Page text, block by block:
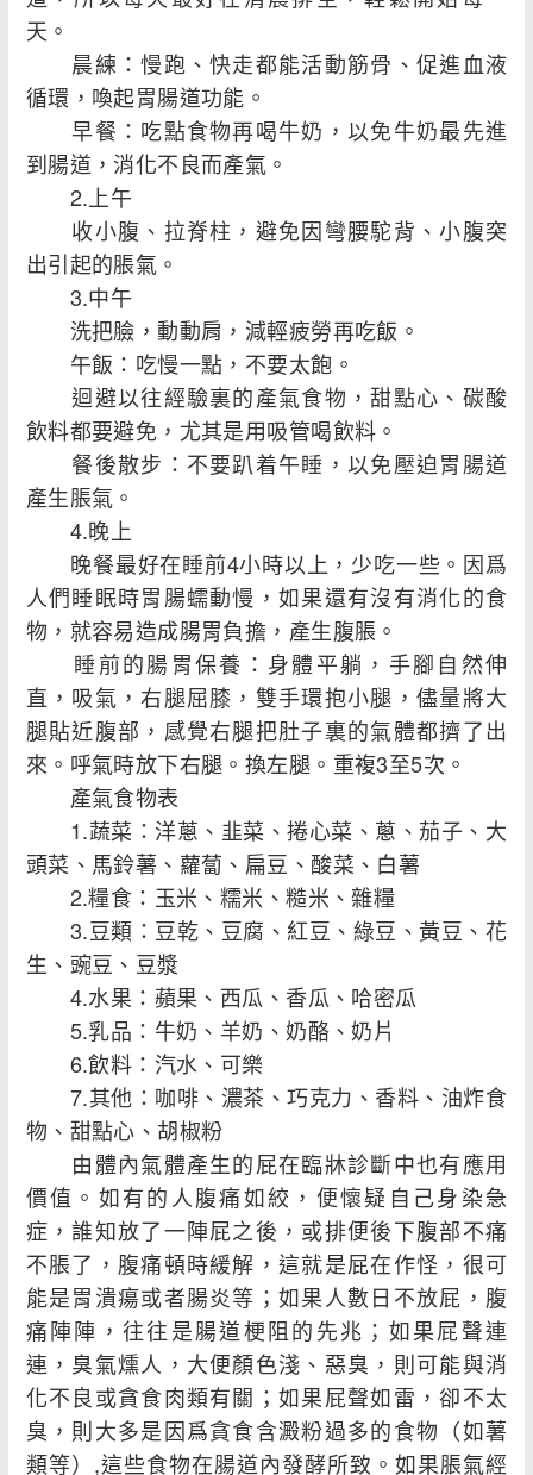
天。
晨練：慢跑、快走都能活動筋骨、促進血液
循環，喚起胃腸道功能。
早餐：吃點食物再喝牛奶，以免牛奶最先進
到腸道，消化不良而產氣。
2.上午
收小腹、拉脊柱，避免因彎腰駝背、小腹突
出引起的脹氣。
3.中午
洗把臉，動動肩，減輕疲勞再吃飯。
午飯：吃慢一點，不要太飽。
迴避以往經驗裏的產氣食物，甜點心、碳酸
飲料都要避免，尤其是用吸管喝飲料。
餐後散步：不要趴着午睡，以免壓迫胃腸道
產生脹氣。
4.晚上
晚餐最好在睡前4小時以上，少吃一些。因爲
人們睡眠時胃腸蠕動慢，如果還有沒有消化的食
物，就容易造成腸胃負擔，產生腹脹。
睡前的腸胃保養：身體平躺，手腳自然伸
直，吸氣，右腿屈膝，雙手環抱小腿，儘量將大
腿貼近腹部，感覺右腿把肚子裏的氣體都擠了出
來。呼氣時放下右腿。換左腿。重複3至5次。
產氣食物表
1.蔬菜：洋蔥、韭菜、捲心菜、蔥、茄子、大
頭菜、馬鈴薯、蘿蔔、扁豆、酸菜、白薯
2.糧食：玉米、糯米、糙米、雜糧
3.豆類：豆乾、豆腐、紅豆、綠豆、黃豆、花
生、豌豆、豆漿
4.水果：蘋果、西瓜、香瓜、哈密瓜
5.乳品：牛奶、羊奶、奶酪、奶片
6.飲料：汽水、可樂
7.其他：咖啡、濃茶、巧克力、香料、油炸食
物、甜點心、胡椒粉
由體內氣體產生的屁在臨牀診斷中也有應用
價值。如有的人腹痛如絞，便懷疑自己身染急
症，誰知放了一陣屁之後，或排便後下腹部不痛
不脹了，腹痛頓時緩解，這就是屁在作怪，很可
能是胃潰瘍或者腸炎等；如果人數日不放屁，腹
痛陣陣，往往是腸道梗阻的先兆；如果屁聲連
連，臭氣燻人，大便顏色淺、惡臭，則可能與消
化不良或貪食肉類有關；如果屁聲如雷，卻不太
臭，則大多是因爲貪食含澱粉過多的食物（如薯
類等）,這些食物在腸道內發酵所致。如果脹氣經